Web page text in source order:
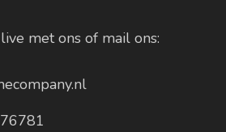
met ons of mail ons: